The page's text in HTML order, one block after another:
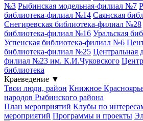
№3 Рыбинская модельная-филиал №7
библиотека-филиал №14 Саянская
Снегиревская библиотека-филиал №28
библиотека-филиал №16 Уральская
Успенская библиотека-филиал №6
библиотека-филиал №25 Центральная
филиал №23 им. К.И.Чуковского
библиотека
Краеведение ▼
Твои люди, район Книжное
народов Рыбинского района
План мероприятий Клубы по
мероприятий Программы и проекты